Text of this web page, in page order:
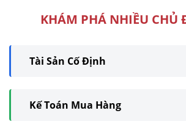
KHÁM PHÁ NHIỀU CHỦ
Tài Sản Cố Định
Kế Toán Mua Hàng